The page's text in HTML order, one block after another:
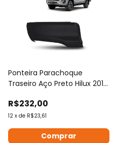
Ponteira Parachoque
Traseiro Aço Preto Hilux 2016
R$232,00
12 x de R$23,61
Comprar